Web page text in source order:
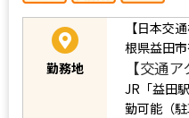
勤務地
【日本交
根県益田
【交通ア
JR「益田
勤可能（駐